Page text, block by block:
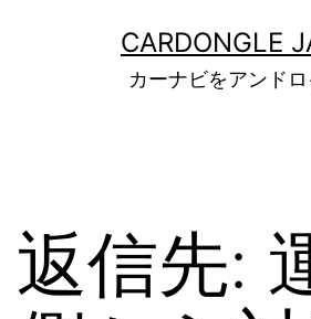
CARDONGLE
カーナビをアンド
返信先: